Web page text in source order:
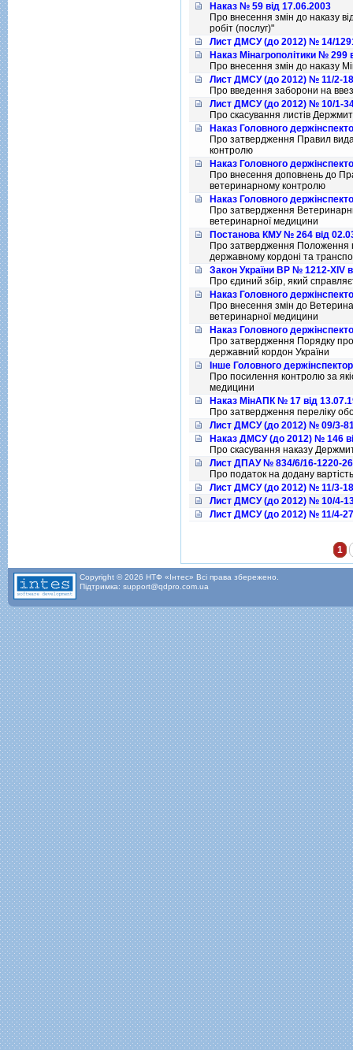
Наказ № 59 від 17.06.2003
Про внесення змiн до наказу
робiт (послуг)"
Лист ДМСУ (до 2012) № 14/
Наказ Мінагрополітики № 299
Про внесення змiн до наказу
Лист ДМСУ (до 2012) № 11/2-
Про введення заборони на
Лист ДМСУ (до 2012) № 10/1-
Про скасування листiв
Наказ Головного
Про затвердження Правил
контролю
Наказ Головного
Про внесення доповнень до
ветеринарному контролю
Наказ Головного
Про затвердження
ветеринарної медицини
Постанова КМУ № 264 від
Про затвердження Положення
державному кордонi та
Закон України ВР № 1212-XIV
Про єдиний збiр, який
Наказ Головного
Про внесення змiн до
ветеринарної медицини
Наказ Головного
Про затвердження Порядку
державний кордон України
Інше Головного
Про посилення контролю за
медицини
Наказ МінАПК № 17 від
Про затвердження переліку
Лист ДМСУ (до 2012) № 09/3-
Наказ ДМСУ (до 2012) № 146
Про скасування наказу
Лист ДПАУ № 834/6/16-1220-26
Про податок на додану вартiсть
Лист ДМСУ (до 2012) № 11/3-
Лист ДМСУ (до 2012) № 10/4-
Лист ДМСУ (до 2012) № 11/4-
1
Copyright © 2026 НТФ «Інтес» Всі права збережено.
Підтримка: support@qdpro.com.ua